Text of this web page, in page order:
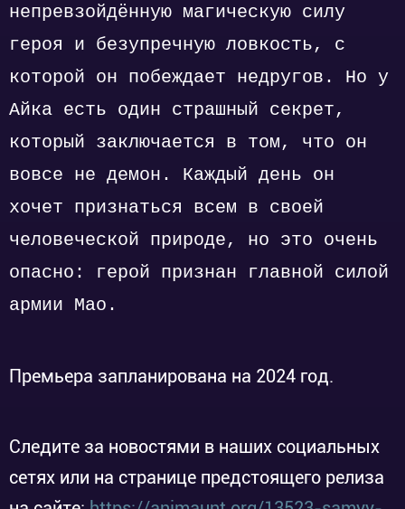
непревзойдённую магическую силу
героя и безупречную ловкость, с
которой он побеждает недругов. Но у
Айка есть один страшный секрет,
который заключается в том, что он
вовсе не демон. Каждый день он
хочет признаться всем в своей
человеческой природе, но это очень
опасно: герой признан главной силой
армии Мао.
Премьера запланирована на 2024 год.
Следите за новостями в наших социальных
сетях или на странице предстоящего релиза